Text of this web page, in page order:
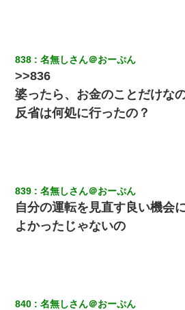
俺「初対面でなに言ったか覚えてる？
タ？だっけ？」俺「だいたい合ってる。
の？」→
彼氏の家に泊まる事になり、ゲームで
と電気を消すとミシッって音が…彼「
22歳の頃、父に36歳の男性とお見合い
の親会社の経営者の息子さんだったの
838 名無しさん＠おーぷん
>>836
婆ったら、お金のことだけな
反省は何処に行ったの？
839 名無しさん＠おーぷん
自分の運転を見直す良い機会
よかったじゃないの
840 名無しさん＠おーぷん